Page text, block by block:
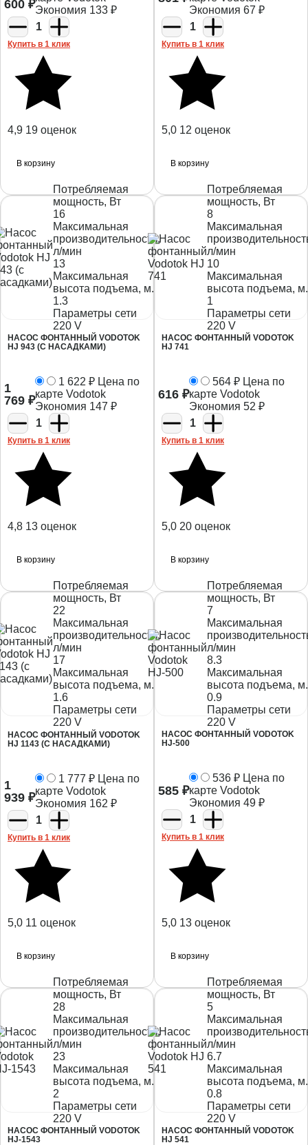
600 ₽Экономия 133 ₽
1
Купить в 1 клик
4,9 19 оценок
В корзину
Экономия 67 ₽
1
Купить в 1 клик
5,0 12 оценок
В корзину
Потребляемая
мощность, Вт
16
Максимальная
производительность,
л/мин
13
Максимальная
высота подъема, м.
1.3
Параметры сети
220 V
НАСОС ФОНТАННЫЙ VODOTOK
HJ 943 (С НАСАДКАМИ)
1
769 ₽
1 622 ₽ Цена по
карте Vodotok
Экономия 147 ₽
1
Купить в 1 клик
4,8 13 оценок
В корзину
Потребляемая
мощность, Вт
8
Максимальная
л/мин
10
Максимальная
высота подъема, м.
1
Параметры сети
220 V
НАСОС ФОНТАННЫЙ VODOTOK
HJ 741
616 ₽
564 ₽ Цена по
карте Vodotok
Экономия 52 ₽
1
Купить в 1 клик
5,0 20 оценок
В корзину
Потребляемая
мощность, Вт
22
Максимальная
производительность,
л/мин
17
Максимальная
высота подъема, м.
1.6
Параметры сети
220 V
НАСОС ФОНТАННЫЙ VODOTOK
HJ 1143 (С НАСАДКАМИ)
1
939 ₽
1 777 ₽ Цена по
карте Vodotok
Экономия 162 ₽
1
Купить в 1 клик
5,0 11 оценок
В корзину
Потребляемая
мощность, Вт
7
Максимальная
л/мин
8.3
Максимальная
высота подъема, м.
0.9
Параметры сети
220 V
НАСОС ФОНТАННЫЙ VODOTOK
HJ-500
585 ₽
536 ₽ Цена по
карте Vodotok
Экономия 49 ₽
1
Купить в 1 клик
5,0 13 оценок
В корзину
Потребляемая
мощность, Вт
28
Максимальная
производительность,
л/мин
23
Максимальная
высота подъема, м.
2
Параметры сети
220 V
НАСОС ФОНТАННЫЙ VODOTOK
HJ-1543
Потребляемая
мощность, Вт
5
Максимальная
л/мин
6.7
Максимальная
высота подъема, м.
0.8
Параметры сети
220 V
НАСОС ФОНТАННЫЙ VODOTOK
HJ 541